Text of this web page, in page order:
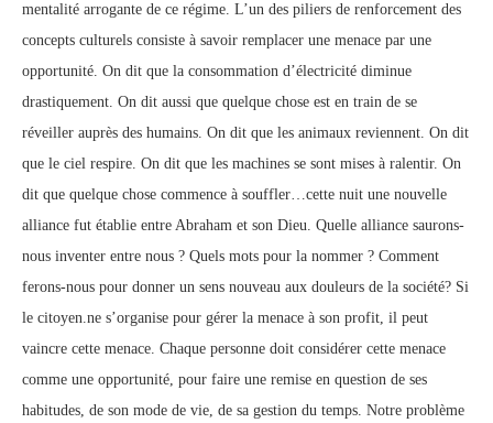
mentalité arrogante de ce régime. L’un des piliers de renforcement des
concepts culturels consiste à savoir remplacer une menace par une
opportunité. On dit que la consommation d’électricité diminue
drastiquement. On dit aussi que quelque chose est en train de se
réveiller auprès des humains. On dit que les animaux reviennent. On dit
que le ciel respire. On dit que les machines se sont mises à ralentir. On
dit que quelque chose commence à souffler…cette nuit une nouvelle
alliance fut établie entre Abraham et son Dieu. Quelle alliance saurons-
nous inventer entre nous ? Quels mots pour la nommer ? Comment
ferons-nous pour donner un sens nouveau aux douleurs de la société? Si
le citoyen.ne s’organise pour gérer la menace à son profit, il peut
vaincre cette menace. Chaque personne doit considérer cette menace
comme une opportunité, pour faire une remise en question de ses
habitudes, de son mode de vie, de sa gestion du temps. Notre problème